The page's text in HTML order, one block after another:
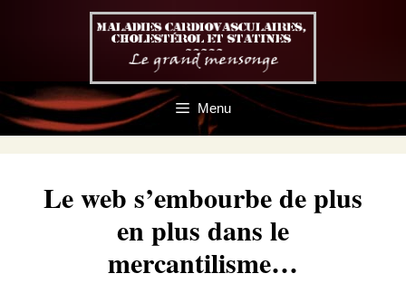
Menu
Le web s’embourbe de plus
en plus dans le
mercantilisme…